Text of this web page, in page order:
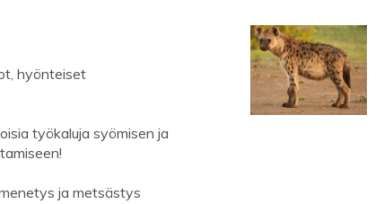
hyönteiset
työkaluja syömisen ja
ja metsästys